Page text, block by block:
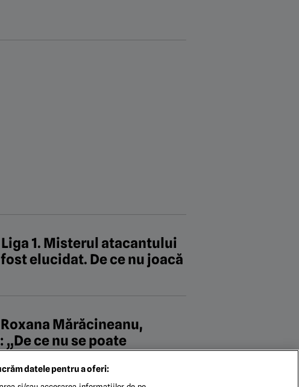
Liga 1. Misterul atacantului
elucidat. De ce nu joacă
Mărăcineanu,
ce nu se poate
datele pentru a oferi: